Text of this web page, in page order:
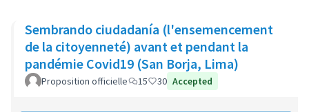
Sembrando ciudadanía (l'ensemencement
de la citoyenneté) avant et pendant la
pandémie Covid19 (San Borja, Lima)
Proposition officielle 15 30 Accepted